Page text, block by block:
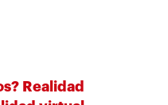
Realidad